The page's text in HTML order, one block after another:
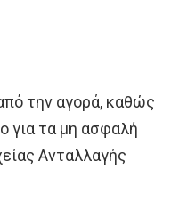
την αγορά, καθώς
για τα µη ασφαλή
Ανταλλαγής